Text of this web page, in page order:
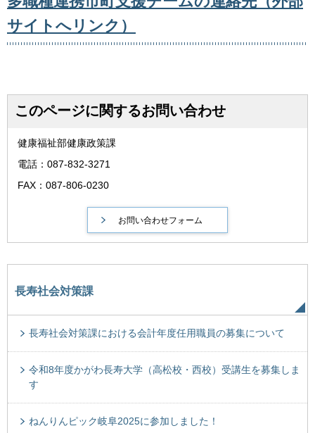
サイトへリンク）
このページに関するお問い合わせ
健康福祉部健康政策課
電話：087-832-3271
FAX：087-806-0230
長寿社会対策課
長寿社会対策課における会計年度任用職員の募集について
令和8年度かがわ長寿大学（高松校・西校）受講生を募集しま
す
ねんりんピック岐阜2025に参加しました！